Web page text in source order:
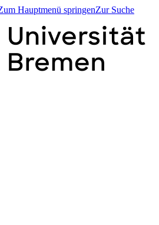
Hauptmenü springenZur Suche